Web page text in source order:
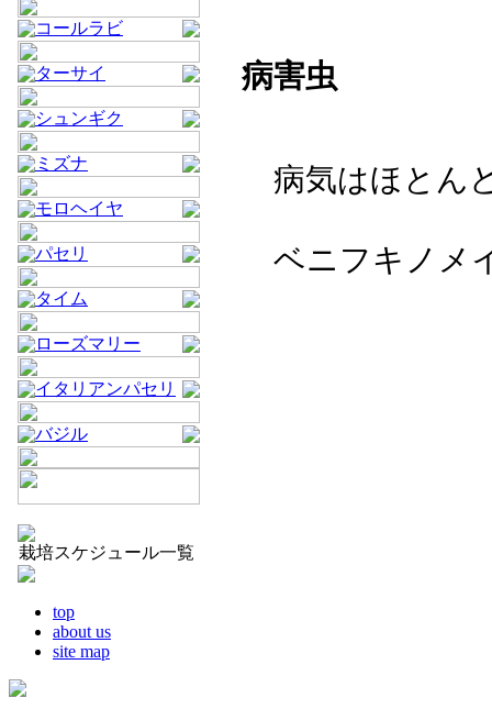
コールラビ
ターサイ
シュンギク
ミズナ
モロヘイヤ
パセリ
タイム
ローズマリー
イタリアンパセリ
バジル
栽培スケジュール一覧
病害虫
病気はほとん
ベニフキノメ
top
about us
site map